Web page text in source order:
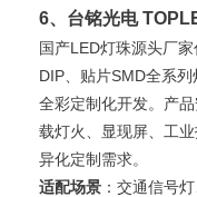
6、台铭光电
国产LED灯珠源头厂
DIP、贴片SMD全系列
全彩定制化开发。产
载灯火、显现屏、工
异化定制需求。
适配场景 ：交通信号